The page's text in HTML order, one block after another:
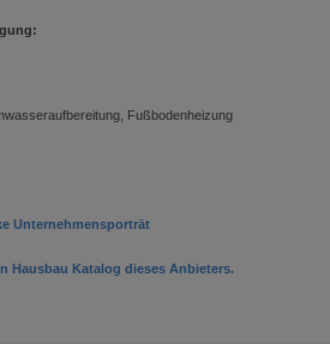
Fußbodenheizung
Unternehmensporträt
Hausbau Katalog dieses Anbieters.